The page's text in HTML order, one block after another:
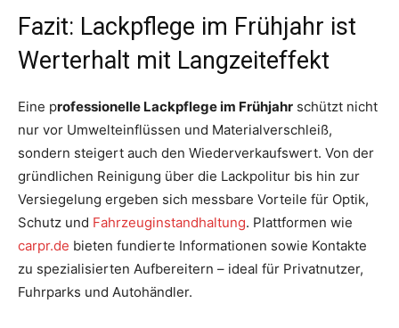
Fazit: Lackpflege im Frühjahr ist
Werterhalt mit Langzeiteffekt
Eine professionelle Lackpflege im Frühjahr schützt nicht
nur vor Umwelteinflüssen und Materialverschleiß,
sondern steigert auch den Wiederverkaufswert. Von der
gründlichen Reinigung über die Lackpolitur bis hin zur
Versiegelung ergeben sich messbare Vorteile für Optik,
Schutz und Fahrzeuginstandhaltung. Plattformen wie
carpr.de bieten fundierte Informationen sowie Kontakte
zu spezialisierten Aufbereitern – ideal für Privatnutzer,
Fuhrparks und Autohändler.